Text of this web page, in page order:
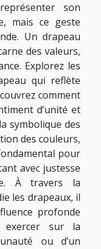
son
mais ce geste
Un drapeau
des valeurs,
Explorez les
qui reflète
comment
d’unité et
symbolique des
des couleurs,
pour
avec justesse
À travers la
les drapeaux, il
profonde
exercer sur la
ou d’un